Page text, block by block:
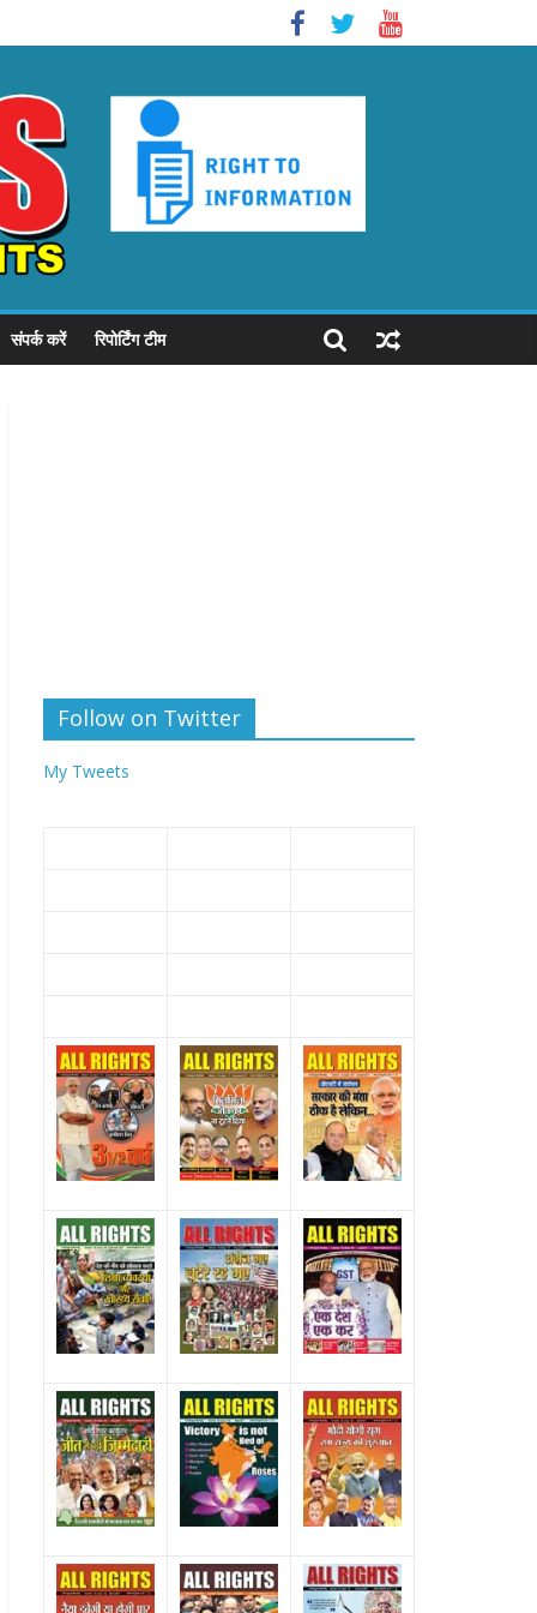
संपर्क करें रिपोर्टिंग टीम
Follow on Twitter
My Tweets